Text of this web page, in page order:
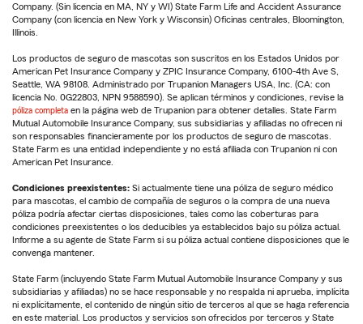
Company. (Sin licencia en MA, NY y WI) State Farm Life and Accident Assurance
Company (con licencia en New York y Wisconsin) Oficinas centrales, Bloomington,
Illinois.
Los productos de seguro de mascotas son suscritos en los Estados Unidos por
American Pet Insurance Company y ZPIC Insurance Company, 6100-4th Ave S,
Seattle, WA 98108. Administrado por Trupanion Managers USA, Inc. (CA: con
licencia No. 0G22803, NPN 9588590). Se aplican términos y condiciones, revise la
póliza completa en la página web de Trupanion para obtener detalles. State Farm
Mutual Automobile Insurance Company, sus subsidiarias y afiliadas no ofrecen ni
son responsables financieramente por los productos de seguro de mascotas.
State Farm es una entidad independiente y no está afiliada con Trupanion ni con
American Pet Insurance.
Condiciones preexistentes: Si actualmente tiene una póliza de seguro médico
para mascotas, el cambio de compañía de seguros o la compra de una nueva
póliza podría afectar ciertas disposiciones, tales como las coberturas para
condiciones preexistentes o los deducibles ya establecidos bajo su póliza actual.
Informe a su agente de State Farm si su póliza actual contiene disposiciones que le
convenga mantener.
State Farm (incluyendo State Farm Mutual Automobile Insurance Company y sus
subsidiarias y afiliadas) no se hace responsable y no respalda ni aprueba, implícita
ni explícitamente, el contenido de ningún sitio de terceros al que se haga referencia
en este material. Los productos y servicios son ofrecidos por terceros y State